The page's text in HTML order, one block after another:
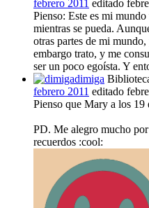
febrero 2011 editado
Pienso: Este es mi
mientras se pueda.
otras partes de mi
embargo trato, y me
ser un poco egoísta. Y
dimiga
febrero 2011 editado
Pienso que Mary a los 19
PD. Me alegro mucho
recuerdos :cool: